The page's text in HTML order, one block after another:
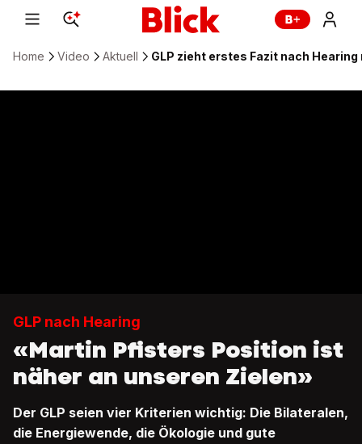
Home Video Aktuell GLP zieht erstes Fazit nach
GLP nach Hearing
«Martin Pfisters Position ist
näher an unseren Zielen»
Der GLP seien vier Kriterien wichtig: Die Bilateralen,
die Energiewende, die Ökologie und gute